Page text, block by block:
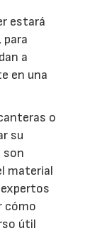
estará
para
a
en una
o
su
son
material
cómo
útil